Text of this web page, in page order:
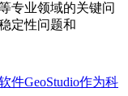
专业领域的关键问
定性问题和